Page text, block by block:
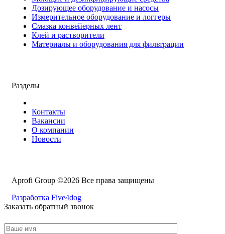
Дозирующее оборудование и насосы
Измерительное оборудование и логгеры
Cмазка конвейерных лент
Клей и растворители
Материалы и оборудования для фильтрации
Разделы
Контакты
Вакансии
О компании
Новости
Aprofi Group ©2026 Все права защищены
Разработка Five4dog
Заказать обратный звонок